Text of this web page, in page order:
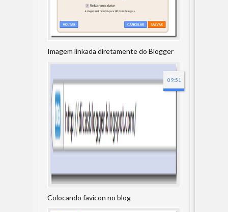
Imagem linkada diretamente do Blogger
Colocando favicon no blog
09:51